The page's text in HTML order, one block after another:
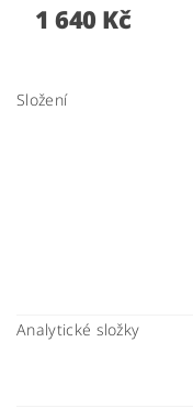
1 640 Kč
Složení
Analytické složky